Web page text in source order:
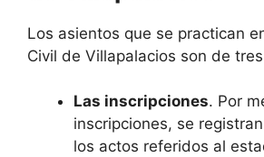
Los asientos que se practican
Civil de Villapalacios son de
Las inscripciones. Por
inscripciones, se
los actos referidos al